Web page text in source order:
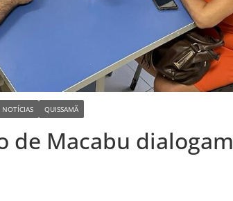
NOTÍCIAS QUISSAMÃ
de Macabu dialogam